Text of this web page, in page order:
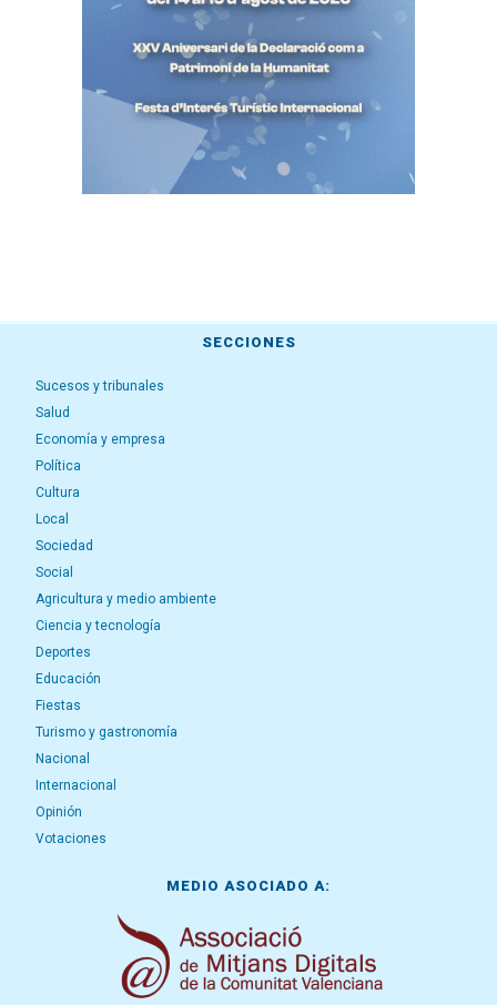
SECCIONES
Sucesos y tribunales
Salud
Economía y empresa
Política
Cultura
Local
Sociedad
Social
Agricultura y medio ambiente
Ciencia y tecnología
Deportes
Educación
Fiestas
Turismo y gastronomía
Nacional
Internacional
Opinión
Votaciones
MEDIO ASOCIADO A: